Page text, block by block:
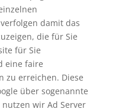
damit das
die für Sie
für Sie
eine faire
zu erreichen. Diese
über sogenannte
nutzen wir Ad Server